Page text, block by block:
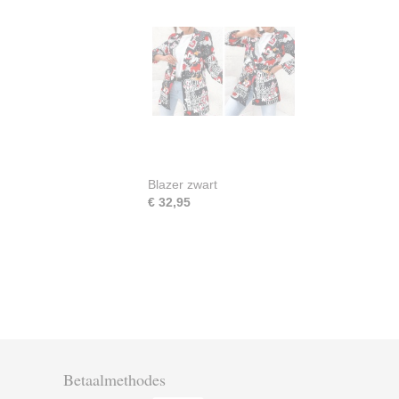
Blazer zwart
€ 32,95
Betaalmethodes